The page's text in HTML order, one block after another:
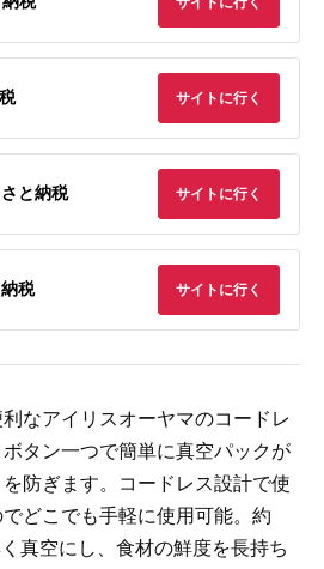
サイトに行く
と納税 サイトに行く
税 サイトに行く
なアイリスオーヤマのコードレ
タン一つで簡単に真空パックが
防ぎます。コードレス設計で使
どこでも手軽に使用可能。約
真空にし、食材の鮮度を長持ち